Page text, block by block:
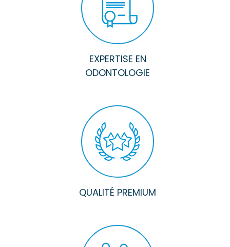
EXPERTISE EN
ODONTOLOGIE
QUALITÉ PREMIUM